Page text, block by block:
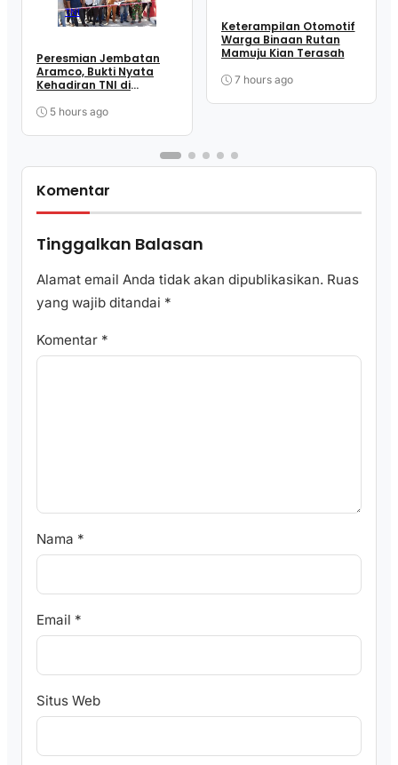
TNI
Peresmian Jembatan
Aramco, Bukti Nyata
Kehadiran TNI di
Takandeang
5 hours ago
Keterampilan Otomotif
Warga Binaan Rutan
Mamuju Kian Terasah
7 hours ago
Komentar
Tinggalkan Balasan
Alamat email Anda tidak akan dipublikasikan. Ruas
yang wajib ditandai *
Komentar *
Nama *
Email *
Situs Web